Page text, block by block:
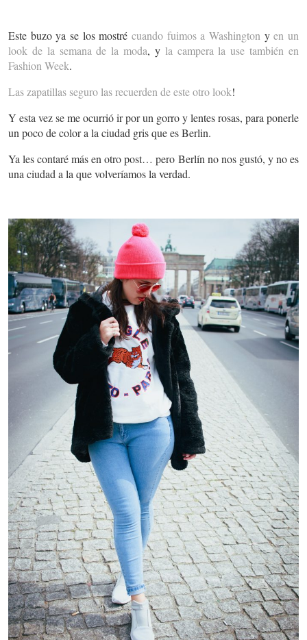
Este buzo ya se los mostré cuando fuimos a Washington yen un
look de la semana de la moda, y la campera la use también en
Fashion Week.
Las zapatillas seguro las recuerden de este otro look!
Y esta vez se me ocurrió ir por un gorro y lentes rosas, para ponerle
un poco de color a la ciudad gris que es Berlin.
Ya les contaré más en otro post… pero Berlín no nos gustó, y no es
una ciudad a la que volveríamos la verdad.